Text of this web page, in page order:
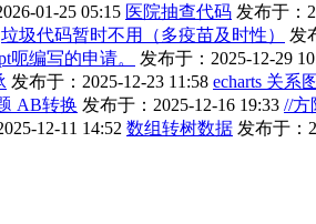
01-25 05:15 医院抽查代码 发布于：
垃圾代码暂时不用（多疫苗及时性）
发
呃编写的申请。 发布于：2025-12-29
发布于：2025-12-23 11:58 echarts 关系
AB转换 发布于：2025-12-16 19:33 //方
12-11 14:52 数组转树数据 发布于：